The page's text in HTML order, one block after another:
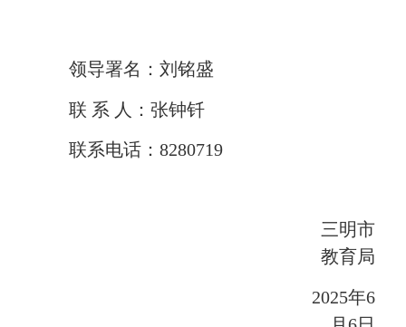
领导署名：刘铭盛
联 系 人：张钟钎
联系电话：8280719
三明市
教育局
2025年6